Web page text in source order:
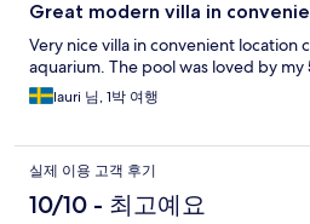
Great modern villa in
Very nice villa in convenient location
aquarium. The pool was loved by my
lauri 님, 1박 여행
실제 이용 고객 후기
10/10 - 최고예요